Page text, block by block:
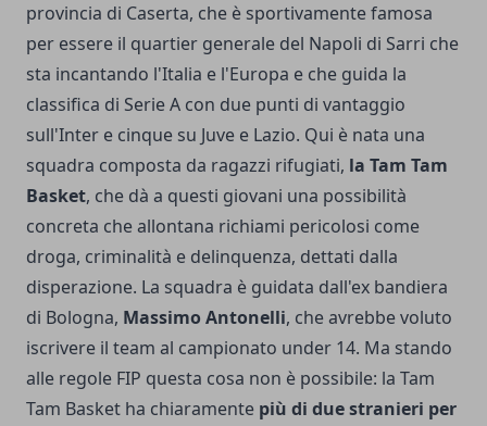
provincia di Caserta, che è sportivamente famosa
per essere il quartier generale del Napoli di Sarri che
sta incantando l'Italia e l'Europa e che guida la
classifica di Serie A con due punti di vantaggio
sull'Inter e cinque su Juve e Lazio. Qui è nata una
squadra composta da ragazzi rifugiati, la Tam Tam
Basket, che dà a questi giovani una possibilità
concreta che allontana richiami pericolosi come
droga, criminalità e delinquenza, dettati dalla
disperazione. La squadra è guidata dall'ex bandiera
di Bologna, Massimo Antonelli, che avrebbe voluto
iscrivere il team al campionato under 14. Ma stando
alle regole FIP questa cosa non è possibile: la Tam
Tam Basket ha chiaramente più di due stranieri per